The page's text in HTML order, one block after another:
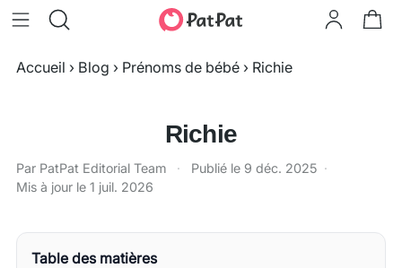
Accueil › Blog › Prénoms de bébé › Richie
Richie
Par PatPat Editorial Team · Publié le 9 déc. 2025 ·
Mis à jour le 1 juil. 2026
Table des matières